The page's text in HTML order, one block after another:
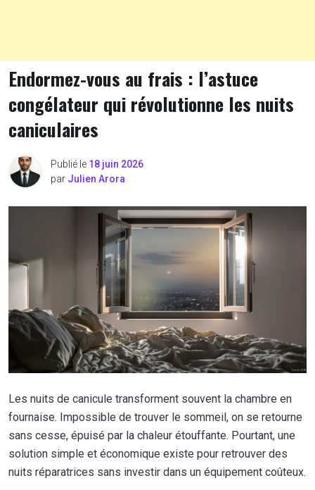
Endormez-vous au frais : l’astuce
congélateur qui révolutionne les nuits
caniculaires
Publié le 18 juin 2026
par Julien Arora
Les nuits de canicule transforment souvent la chambre en
fournaise. Impossible de trouver le sommeil, on se retourne
sans cesse, épuisé par la chaleur étouffante. Pourtant, une
solution simple et économique existe pour retrouver des
nuits réparatrices sans investir dans un équipement coûteux.